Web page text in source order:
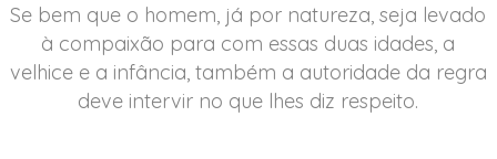
Se bem que o homem, já por natureza, seja levado
à compaixão para com essas duas idades, a
velhice e a infância, também a autoridade da regra
deve intervir no que lhes diz respeito.